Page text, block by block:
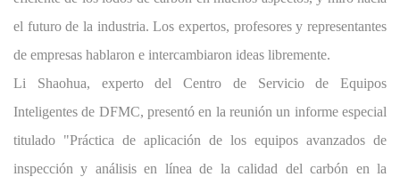
el futuro de la industria. Los expertos, profesores y representantes
de empresas hablaron e intercambiaron ideas libremente.
Li Shaohua, experto del Centro de Servicio de Equipos
Inteligentes de DFMC, presentó en la reunión un informe especial
titulado "Práctica de aplicación de los equipos avanzados de
inspección y análisis en línea de la calidad del carbón en la